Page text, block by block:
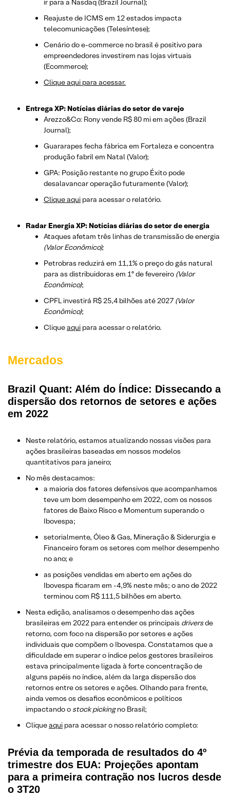
ir para a Nasdaq (Brazil Journal);
Reajuste de ICMS em 12 estados impacta
telecomunicações (Telesíntese);
Cenário do e-commerce no brasil é positivo para
empreendedores investirem nas lojas virtuais
(Ecommerce);
Clique aqui para acessar.
Entrega XP: Notícias diárias do setor de varejo
Arezzo&Co: Rony vende R$ 80 mi em ações (Brazil
Journal);
Guararapes fecha fábrica em Fortaleza e concentra
produção fabril em Natal (Valor);
GPA: Posição restante no grupo Éxito pode
desalavancar operação futuramente (Valor);
Clique aqui para acessar o relatório.
Radar Energia XP: Notícias diárias do setor de energia
Ataques afetam três linhas de transmissão de energia
(Valor Econômico);
Petrobras reduzirá em 11,1% o preço do gás natural
para as distribuidoras em 1º de fevereiro (Valor
Econômico);
CPFL investirá R$ 25,4 bilhões até 2027(Valor
Econômico);
Cliqueaqui para acessar o relatório.
Mercados
Brazil Quant: Além do Índice: Dissecando a
dispersão dos retornos de setores e ações
em 2022
Neste relatório, estamos atualizando nossas visões para
ações brasileiras baseadas em nossos modelos
quantitativos para janeiro;
No mês destacamos:
a maioria dos fatores defensivos que acompanhamos
teve um bom desempenho em 2022, com os nossos
fatores de Baixo Risco e Momentum superando o
Ibovespa;
setorialmente, Óleo & Gas, Mineração & Siderurgia e
Financeiro foram os setores com melhor desempenho
no ano; e
as posições vendidas em aberto em ações do
Ibovespa ficaram em -4,9% neste mês; o ano de 2022
terminou com R$ 111,5 bilhões em aberto.
Nesta edição, analisamos o desempenho das ações
brasileiras em 2022 para entender os principais driversde
retorno, com foco na dispersão por setores e ações
individuais que compõem o Ibovespa. Constatamos que a
dificuldade em superar o índice pelos gestores brasileiros
estava principalmente ligada à forte concentração de
alguns papéis no índice, além da larga dispersão dos
retornos entre os setores e ações. Olhando para frente,
ainda vemos os desafios econômicos e políticos
impactando o stock pickingno Brasil;
Cliqueaqui para acessar o nosso relatório completo:
Prévia da temporada de resultados do 4º
trimestre dos EUA: Projeções apontam
para a primeira contração nos lucros desde
o 3T20